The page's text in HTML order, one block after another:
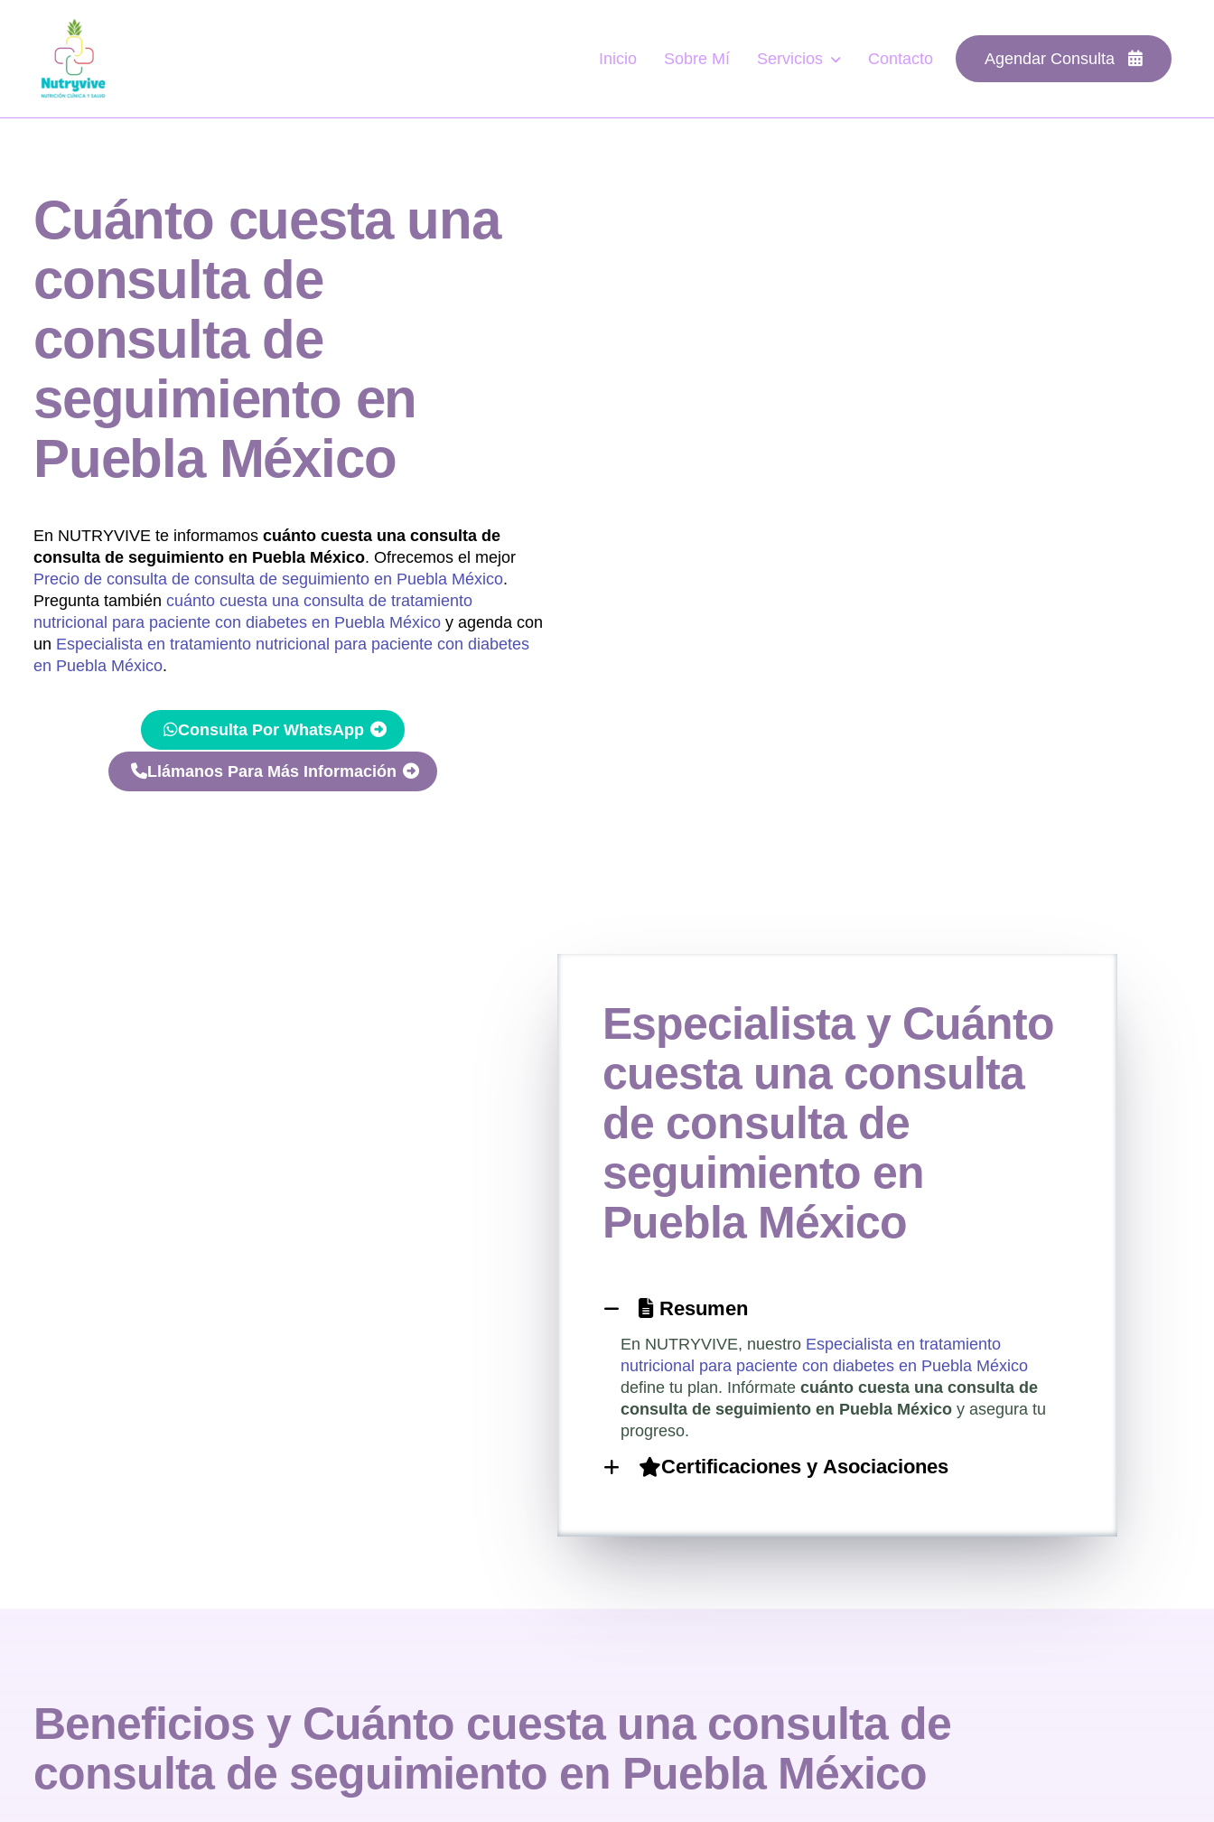
Inicio Sobre Mí Servicios Contacto Agendar Consulta
Cuánto cuesta una
consulta de
consulta de
seguimiento en
Puebla México
En NUTRYVIVE te informamos cuánto cuesta una consulta de
consulta de seguimiento en Puebla México. Ofrecemos el mejor
Precio de consulta de consulta de seguimiento en Puebla México.
Pregunta también cuánto cuesta una consulta de tratamiento
nutricional para paciente con diabetes en Puebla México y agenda con
un Especialista en tratamiento nutricional para paciente con diabetes
en Puebla México.
Consulta Por WhatsApp
Llámanos Para Más Información
Especialista y Cuánto
cuesta una consulta
de consulta de
seguimiento en
Puebla México
Resumen
En NUTRYVIVE, nuestro Especialista en tratamiento
nutricional para paciente con diabetes en Puebla México
define tu plan. Infórmate cuánto cuesta una consulta de
consulta de seguimiento en Puebla México y asegura tu
progreso.
Certificaciones y Asociaciones
Beneficios y Cuánto cuesta una consulta de
consulta de seguimiento en Puebla México